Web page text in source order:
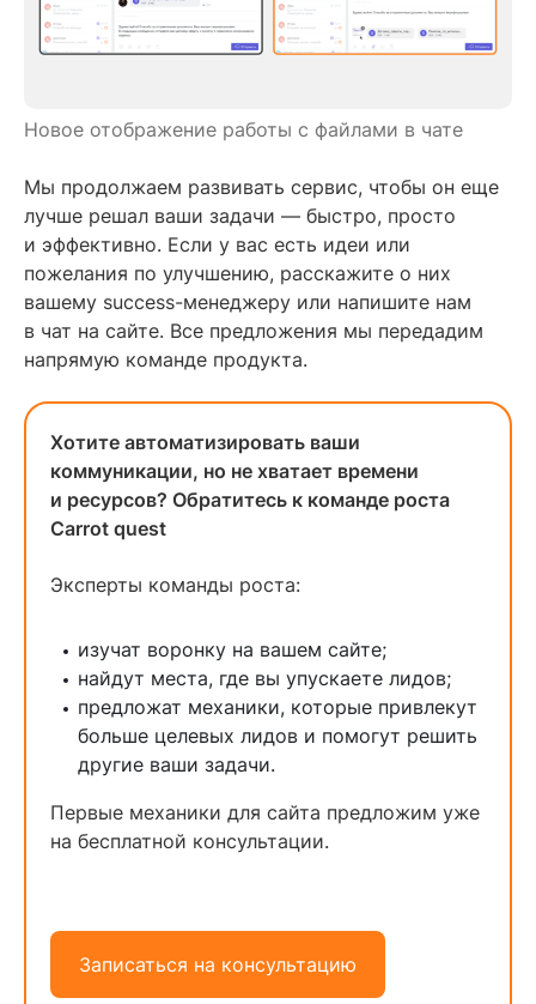
Новое отображение работы с файлами в чате
Мы продолжаем развивать сервис, чтобы он еще
лучше решал ваши задачи — быстро, просто
и эффективно. Если у вас есть идеи или
пожелания по улучшению, расскажите о них
вашему success-менеджеру или напишите нам
в чат на сайте. Все предложения мы передадим
напрямую команде продукта.
Хотите автоматизировать ваши
коммуникации, но не хватает времени
и ресурсов? Обратитесь к команде роста
Carrot quest
Эксперты команды роста:
изучат воронку на вашем сайте;
найдут места, где вы упускаете лидов;
предложат механики, которые привлекут
больше целевых лидов и помогут решить
другие ваши задачи.
Первые механики для сайта предложим уже
на бесплатной консультации.
Записаться на консультацию